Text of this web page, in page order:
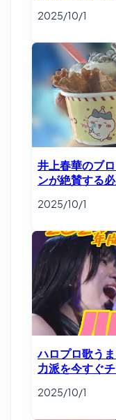
2025/10/1
井上春華のブ
ンが絶賛する
2025/10/1
ハロプロ歌う
力派を今すぐ
2025/10/1